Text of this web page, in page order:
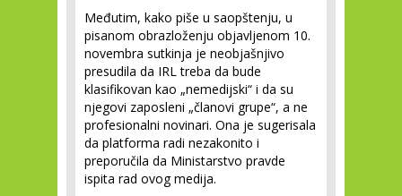
Međutim, kako piše u saopštenju, u
pisanom obrazloženju objavljenom 10.
novembra sutkinja je neobjašnjivo
presudila da IRL treba da bude
klasifikovan kao „nemedijski“ i da su
njegovi zaposleni „članovi grupe“, a ne
profesionalni novinari. Ona je sugerisala
da platforma radi nezakonito i
preporučila da Ministarstvo pravde
ispita rad ovog medija.